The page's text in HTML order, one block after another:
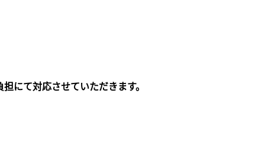
にて対応させていただきます。